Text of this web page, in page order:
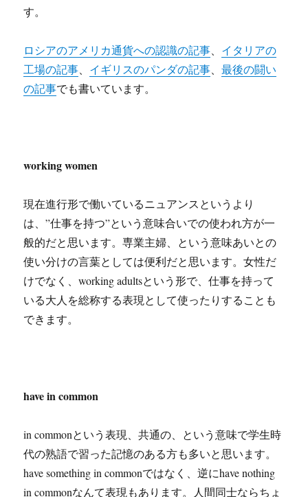
す。
ロシアのアメリカ通貨への認識の記事
イタリアの
工場の記事
イギリスのパンダの記事 、最後の闘い
の記事でも書いています。
working women
現在進行形で働いているニュアンスというより
は、”仕事を持つ”という意味合いでの使われ方が一
般的だと思います。専業主婦、という意味あいとの
使い分けの言葉としては便利だと思います。女性だ
けでなく、working adultsという形で、仕事を持って
いる大人を総称する表現として使ったりすることも
できます。
have in common
in commonという表現、共通の、という意味で学生時
代の熟語で習った記憶のある方も多いと思います。
have something in commonではなく、逆にhave nothing
in commonなんて表現もあります。人間同士ならちょ